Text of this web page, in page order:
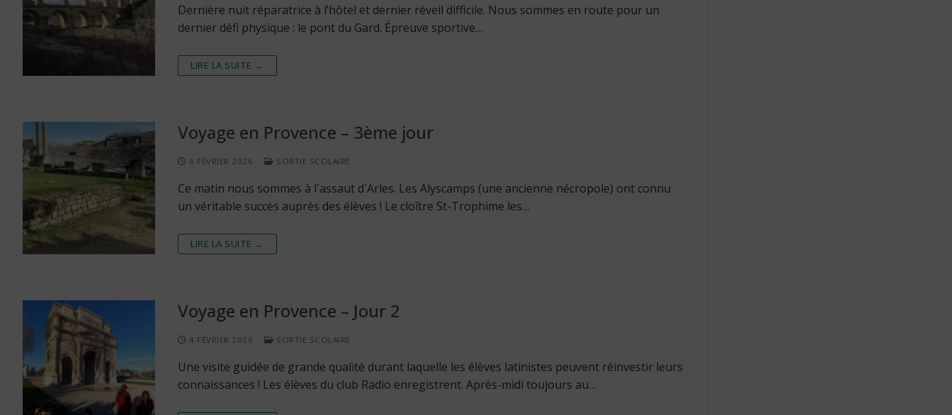
Dernière nuit réparatrice à l’hôtel et dernier réveil difficile. Nous sommes en route pour un
dernier défi physique : le pont du Gard. Épreuve sportive…
LIRE LA SUITE →
Voyage en Provence – 3ème jour
6 FÉVRIER 2026 SORTIE SCOLAIRE
Ce matin nous sommes à l´assaut d´Arles. Les Alyscamps (une ancienne nécropole) ont connu
un véritable succès auprès des élèves ! Le cloître St-Trophime les…
LIRE LA SUITE →
Voyage en Provence – Jour 2
4 FÉVRIER 2026 SORTIE SCOLAIRE
Une visite guidée de grande qualité durant laquelle les élèves latinistes peuvent réinvestir leurs
connaissances ! Les élèves du club Radio enregistrent. Après-midi toujours au…